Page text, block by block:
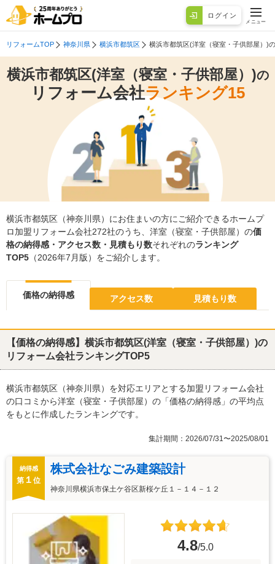
ログイン
メニュー
リフォームTOP 神奈川県 横浜市都筑区 横浜市都筑区(洋室（寝室・子供部屋）)
横浜市都筑区(洋室（寝室・子供部屋）)の
リフォーム会社ランキング15
横浜市都筑区（神奈川県）にお住まいの方にご紹介できるホームプ
ロ加盟リフォーム会社272社のうち、洋室（寝室・子供部屋）の価
格の納得感・アクセス数・見積もり数それぞれのランキング
TOP5 （2026年7月版）をご紹介します。
価格の納得感 アクセス数 見積もり数
【価格の納得感】横浜市都筑区(洋室（寝室・子供部屋）)の
リフォーム会社ランキングTOP5
横浜市都筑区（神奈川県）を対応エリアとする加盟リフォーム会社
の口コミから洋室（寝室・子供部屋）の「価格の納得感」の平均点
をもとに作成したランキングです。
集計期間：2026/07/31〜2025/08/01
納得感
第 １ 位
株式会社なごみ建築設計
神奈川県横浜市保土ケ谷区新桜ケ丘１－１４－１２
4.8/5.0